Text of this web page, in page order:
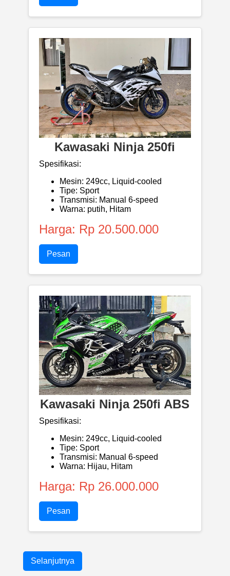
Kawasaki Ninja 250fi
Spesifikasi:
Mesin: 249cc, Liquid-cooled
Tipe: Sport
Transmisi: Manual 6-speed
Warna: putih, Hitam
Harga: Rp 20.500.000
Pesan
Kawasaki Ninja 250fi ABS
Spesifikasi:
Mesin: 249cc, Liquid-cooled
Tipe: Sport
Transmisi: Manual 6-speed
Warna: Hijau, Hitam
Harga: Rp 26.000.000
Pesan
Selanjutnya